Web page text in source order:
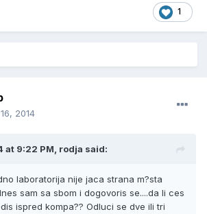
1
2014
at 9:22 PM, rodja said:
laboratorija nije jaca strana m?sta
sam sa sbom i dogovoris se....da li ces
ispred kompa?? Odluci se dve ili tri